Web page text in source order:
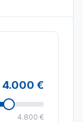
4.000 €
4.800 €